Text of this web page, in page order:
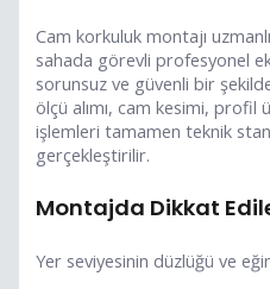
Cam korkuluk montajı
sahada görevli profesyonel
sorunsuz ve güvenli bir
ölçü alımı, cam kesimi,
işlemleri tamamen teknik
gerçekleştirilir.
Montajda Dikkat
Yer seviyesinin düzlüğü ve